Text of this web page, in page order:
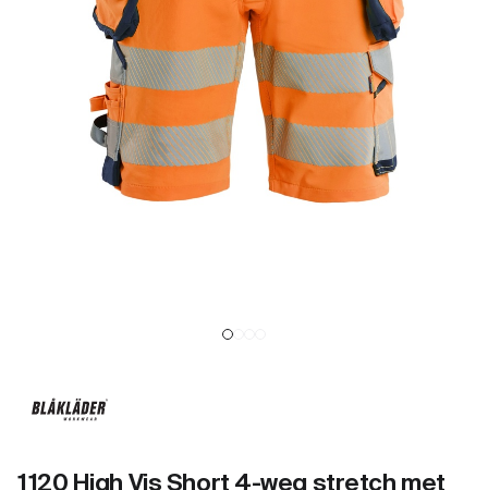
1120 High Vis Short 4-weg stretch met